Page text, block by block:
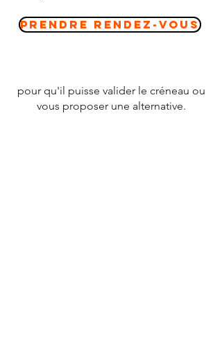
Prendre Rendez-vous
pour qu'il puisse valider le créneau ou
vous proposer une alternative.